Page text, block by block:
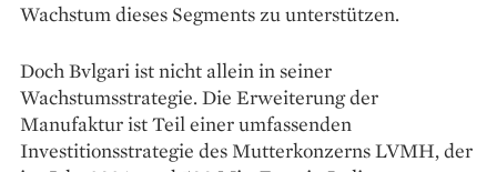
Wachstum dieses Segments zu unterstützen.
Doch Bvlgari ist nicht allein in seiner
Wachstumsstrategie. Die Erweiterung der
Manufaktur ist Teil einer umfassenden
Investitionsstrategie des Mutterkonzerns LVMH, der